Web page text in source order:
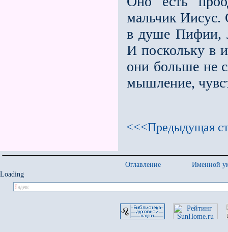
мальчик Иисус.
в душе Пифии,
И поскольку в
они больше не
мышление,
<<<Предыдущая
Оглавление
Именной
Loading